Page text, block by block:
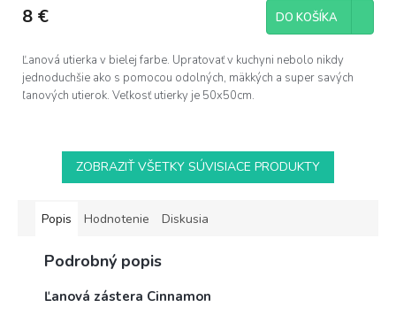
8 € DO KOŠÍKA
Ľanová utierka v bielej farbe. Upratovať v kuchyni nebolo nikdy
jednoduchšie ako s pomocou odolných, mäkkých a super savých
ľanových utierok. Veľkosť utierky je 50x50cm.
ZOBRAZIŤ VŠETKY SÚVISIACE PRODUKTY
Popis Hodnotenie Diskusia
Podrobný popis
Ľanová zástera Cinnamon